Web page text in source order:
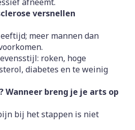
versnellen
meer mannen dan
roken, hoge
diabetes en te weinig
Wanneer breng je je arts op
bij het stappen is niet